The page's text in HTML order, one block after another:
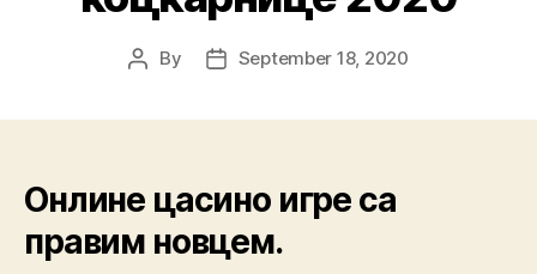
By September 18, 2020
Онлине цасино игре са
правим новцем.